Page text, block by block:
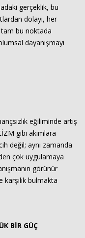
gerçeklik, bu
dolayı, her
tam bu noktada
dayanışmayı
eğiliminde artış
gibi akımlara
değil; aynı zamanda
çok uygulamaya
görünür
karşılık bulmakta
BİR GÜÇ